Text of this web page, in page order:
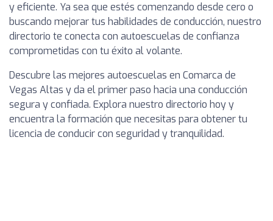
y eficiente. Ya sea que estés comenzando desde cero o
buscando mejorar tus habilidades de conducción, nuestro
directorio te conecta con autoescuelas de confianza
comprometidas con tu éxito al volante.
Descubre las mejores autoescuelas en Comarca de
Vegas Altas y da el primer paso hacia una conducción
segura y confiada. Explora nuestro directorio hoy y
encuentra la formación que necesitas para obtener tu
licencia de conducir con seguridad y tranquilidad.